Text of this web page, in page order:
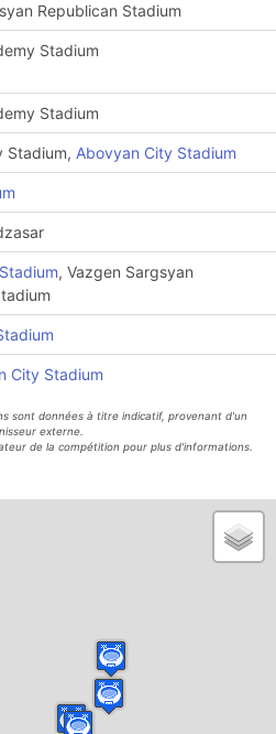
Republican Stadium
Stadium
Stadium
Stadium, Abovyan City Stadium
, Vazgen Sargsyan
City Stadium
sont données à titre indicatif, provenant d'un
externe.
de la compétition pour plus d'informations.